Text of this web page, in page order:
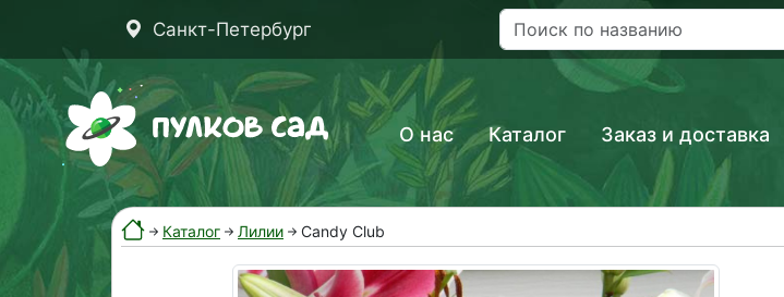
Санкт-Петербург
О нас Каталог Заказ и доставка
Каталог Лилии Candy Club